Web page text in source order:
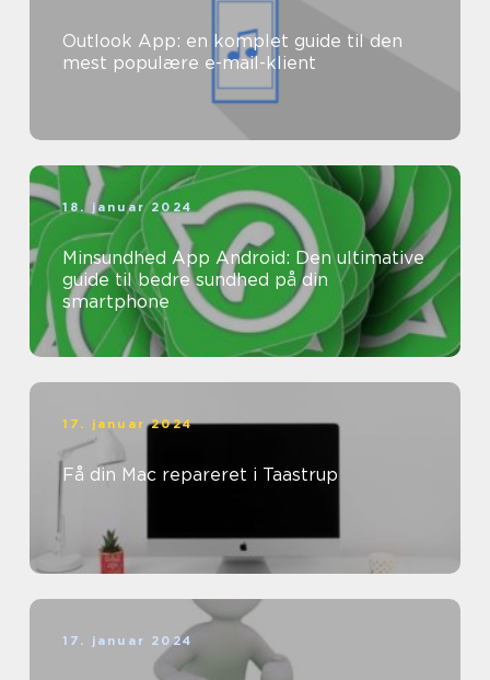
Outlook App: en komplet guide til den
mest populære e-mail-klient
18. januar 2024
Minsundhed App Android: Den ultimative
guide til bedre sundhed på din
smartphone
17. januar 2024
Få din Mac repareret i Taastrup
17. januar 2024